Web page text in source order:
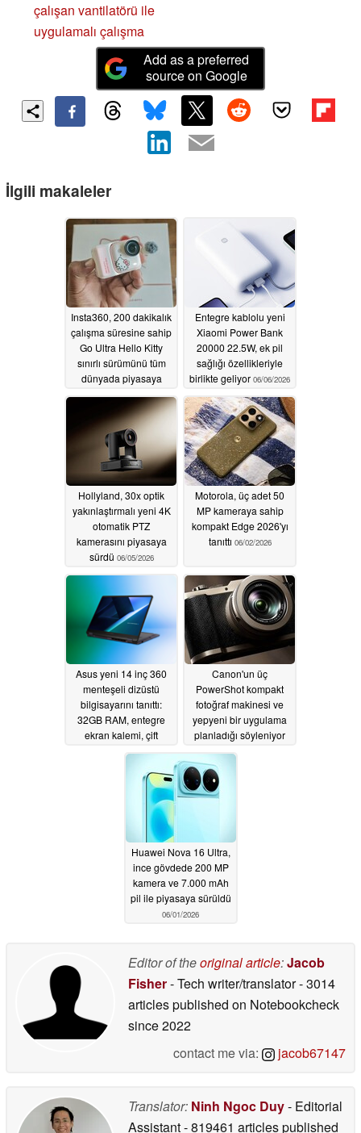
çalışan vantilatörü ile
uygulamalı çalışma
Add as a preferred
source on Google
İlgili makaleler
Insta360, 200 dakikalık
çalışma süresine sahip
Go Ultra Hello Kitty
sınırlı sürümünü tüm
dünyada piyasaya
06/11/2026
Entegre kablolu yeni
Xiaomi Power Bank
20000 22.5W, ek pil
sağlığı özellikleriyle
birlikte geliyor 06/06/2026
Hollyland, 30x optik
yakınlaştırmalı yeni 4K
otomatik PTZ
kamerasını piyasaya
sürdü 06/05/2026
Motorola, üç adet 50
MP kameraya sahip
kompakt Edge 2026'yı
tanıttı 06/02/2026
Asus yeni 14 inç 360
menteşeli dizüstü
bilgisayarını tanıttı:
32GB RAM, entegre
ekran kalemi, çift
06/02/2026
Canon'un üç
PowerShot kompakt
fotoğraf makinesi ve
yepyeni bir uygulama
planladığı söyleniyor
06/02/2026
Huawei Nova 16 Ultra,
ince gövdede 200 MP
kamera ve 7.000 mAh
pil ile piyasaya sürüldü
06/01/2026
Editor of theoriginal article:Jacob
Fisher- Tech writer/translator- 3014
articles published on Notebookcheck
since 2022
contact me via:
jacob67147
Translator: Ninh Ngoc Duy- Editorial
Assistant- 819461 articles published